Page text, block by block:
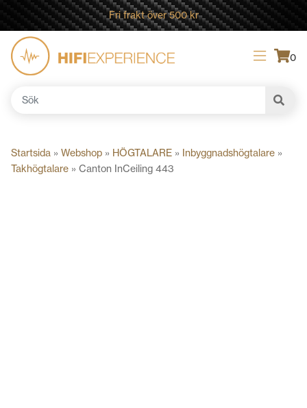
Fri frakt över 500 kr
0
Sök
Startsida » Webshop » HÖGTALARE » Inbyggnadshögtalare »
Takhögtalare » Canton InCeiling 443